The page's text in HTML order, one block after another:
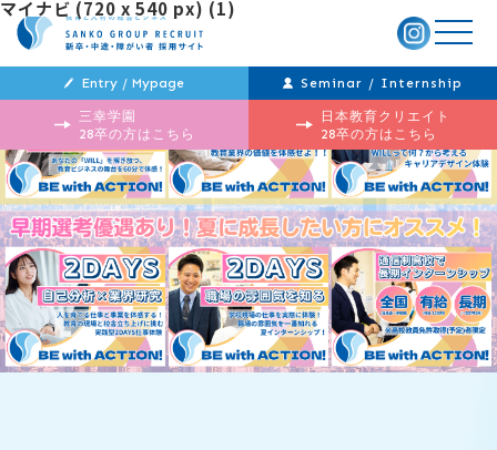
メ
ニ
ー
Entry / Mypage Seminar / Internship
三幸学園
28卒の方はこちら
日本教育クリエイト
28卒の方はこちら
マイナビ (720 x 540 px) (1)
投
過